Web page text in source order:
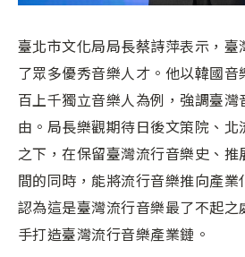
臺北市文化局局長蔡詩萍表示，臺
了眾多優秀音樂人才。他以韓國
百上千獨立音樂人為例，強調臺灣
由。局長樂觀期待日後文策院、
之下，在保留臺灣流行音樂史、
間的同時，能將流行音樂推向產
認為這是臺灣流行音樂最了不起
手打造臺灣流行音樂產業鏈。